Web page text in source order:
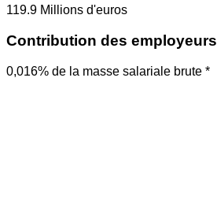
119.9 Millions d'euros
Contribution des employeurs
0,016% de la masse salariale brute *